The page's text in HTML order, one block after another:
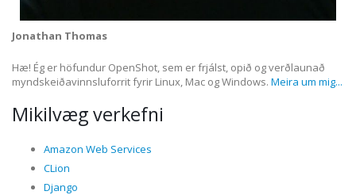
Jonathan Thomas
Hæ! Ég er höfundur OpenShot, sem er frjálst, opið og verðlaunað
myndskeiðavinnsluforrit fyrir Linux, Mac og Windows. Meira um mig...
Mikilvæg verkefni
Amazon Web Services
CLion
Django